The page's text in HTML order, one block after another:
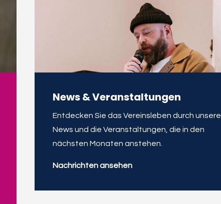
News & Veranstaltungen
Entdecken Sie das Vereinsleben durch unsere
News und die Veranstaltungen, die in den
nächsten Monaten anstehen.
Nachrichten ansehen